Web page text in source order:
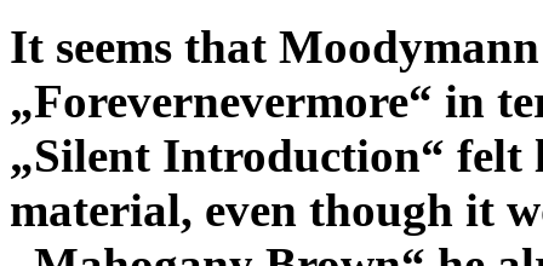
It seems that
„Forevernevermore“ in
„Silent Introduction“ felt
material, even though it